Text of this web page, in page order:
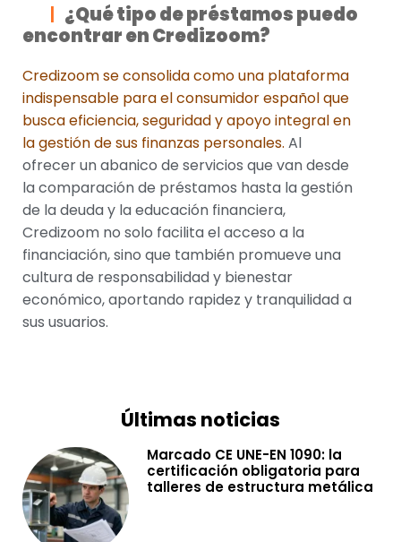
¿Qué tipo de préstamos puedo
encontrar en Credizoom?
Credizoom se consolida como una plataforma
indispensable para el consumidor español que
busca eficiencia, seguridad y apoyo integral en
la gestión de sus finanzas personales. Al
ofrecer un abanico de servicios que van desde
la comparación de préstamos hasta la gestión
de la deuda y la educación financiera,
Credizoom no solo facilita el acceso a la
financiación, sino que también promueve una
cultura de responsabilidad y bienestar
económico, aportando rapidez y tranquilidad a
sus usuarios.
Últimas noticias
Marcado CE UNE-EN 1090: la
certificación obligatoria para
talleres de estructura metálica